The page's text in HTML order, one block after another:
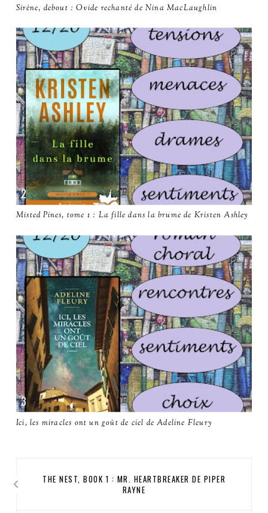
Sirène, debout : Ovide rechanté de Nina MacLaughlin
Misted Pines, tome 1 : La fille dans la brume de Kristen Ashley
Ici, les miracles ont un goût de ciel de Adeline Fleury
THE NEST, BOOK 1 : MR. HEARTBREAKER DE PIPER
RAYNE